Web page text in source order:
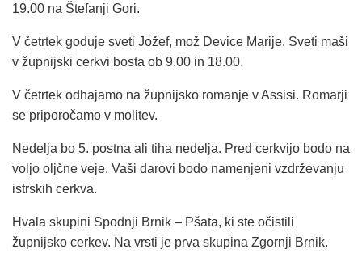
19.00 na Štefanji Gori.
V četrtek goduje sveti Jožef, mož Device Marije. Sveti maši
v župnijski cerkvi bosta ob 9.00 in 18.00.
V četrtek odhajamo na župnijsko romanje v Assisi. Romarji
se priporočamo v molitev.
Nedelja bo 5. postna ali tiha nedelja. Pred cerkvijo bodo na
voljo oljčne veje. Vaši darovi bodo namenjeni vzdrževanju
istrskih cerkva.
Hvala skupini Spodnji Brnik – Pšata, ki ste očistili
župnijsko cerkev. Na vrsti je prva skupina Zgornji Brnik.